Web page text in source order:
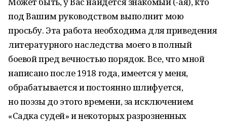
под Вашим руководством выполнит мою
просьбу. Эта работа необходима для приведения
литературного наследства моего в полный
боевой пред вечностью порядок. Все, что мной
написано после 1918 года, имеется у меня,
обрабатывается и постоянно шлифуется,
но поэзы до этого времени, за исключением
«Садка судей» и некоторых разрозненных